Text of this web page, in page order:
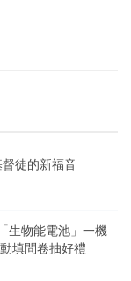
督徒的新福音
生物能電池」一機
填問卷抽好禮